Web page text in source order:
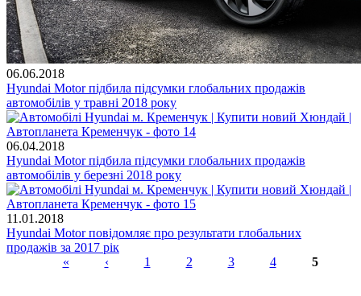
06.06.2018
Hyundai Motor підбила підсумки глобальних продажів
автомобілів у травні 2018 року
06.04.2018
Hyundai Motor підбила підсумки глобальних продажів
автомобілів у березні 2018 року
11.01.2018
Hyundai Motor повідомляє про результати глобальних
продажів за 2017 рік
« ‹ 1 2 3 4 5